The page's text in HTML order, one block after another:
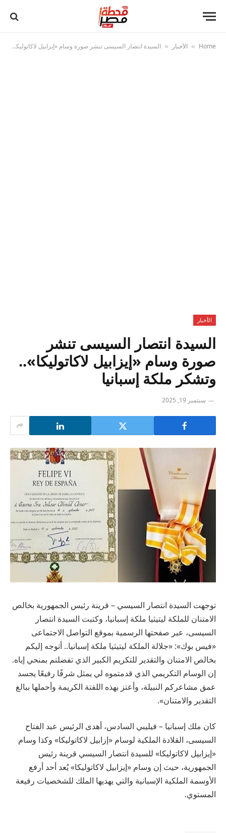
Home
» الأخبار » السيدة انتصار السيسى تنشر صورة وسام «إيزابيل لاكاتوليكا».. وتشكر ملكة إسبانيا
الأخبار
السيدة انتصار السيسى تنشر
صورة وسام «إيزابيل لاكاتوليكا»..
وتشكر ملكة إسبانيا
سبتمبر 19, 2025
توجهت السيدة انتصار السيسي – قرينة رئيس الجمهورية بخالص
الامتنان للملكة ليتيثيا ملكة إسبانيا، وكتبت السيدة انتصار
السيسى، عبر صفحتها الرسمية بموقع التواصل الاجتماعى
«فيس بوك»: «جلالة الملكة ليتيثيا ملكة إسبانيا.. أتوجه إليكم
بخالص الامتنان والتقدير للتكريم الكبير الذي تفضلتم بمنحي إياه.
إن الوسام التكريمي الذي قدمتموه لي يمثل شرفًا رفيعًا يجسد
عمق مشاعركم النبيلة، وأعتز بهذه اللفتة الكريمة وأحملها ببالغ
التقدير والامتنان».
كان ملك إسبانيا – فيليبي السادس، أهدى الرئيس عبد الفتاح
السيسى، القلادة الملكية لوسام «إزابيل لاكاتوليكا» وكذا وسام
«إيزابيل لاكاتوليكا» للسيدة انتصار السيسي قرينة رئيس
الجمهورية، حيث إن وسام «إيزابيل لاكاتوليكا» يُعد أحد أرفع
الأوسمة الملكية الإسبانية والتي يهديها الملك للشخصيات رفيعة
المستوي.